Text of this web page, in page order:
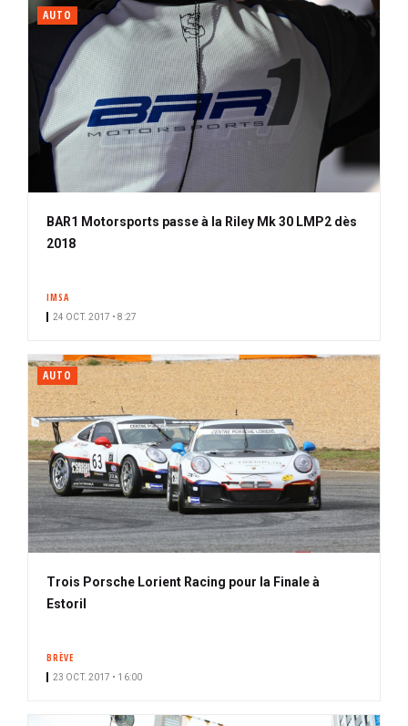
AUTO
BAR1 Motorsports passe à la Riley Mk 30 LMP2 dès
2018
IMSA
24 OCT. 2017 • 8:27
AUTO
Trois Porsche Lorient Racing pour la Finale à
Estoril
BRÈVE
23 OCT. 2017 • 16:00